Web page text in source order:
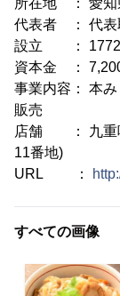
代表者 ： 代
設立 ： 1772
資本金 ：
事業内容： 本
販売
店舗 ： 九重味
11番地)
URL ：
すべての画像